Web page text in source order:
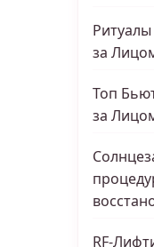
за
Топ
за
RF-